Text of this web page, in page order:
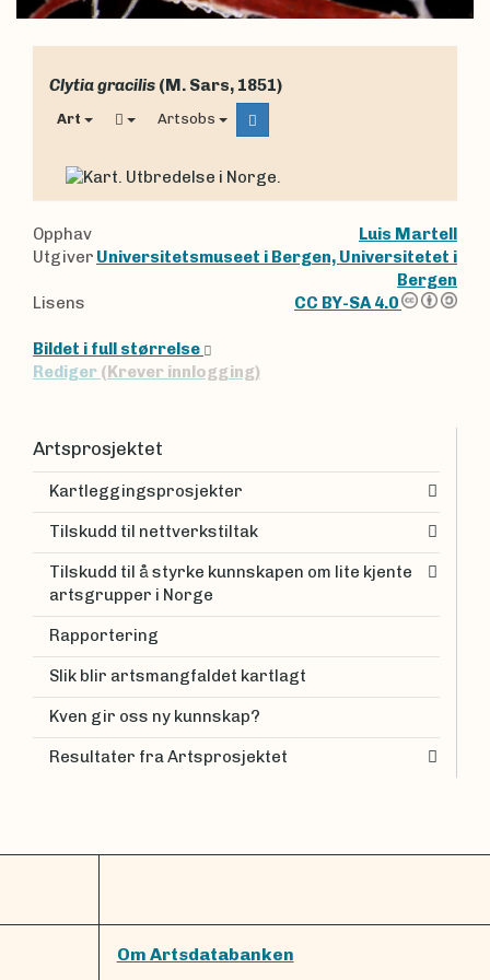
Clytia gracilis (M. Sars, 1851)
Art Artsobs
Opphav
Luis Martell
Utgiver Universitetsmuseet i Bergen, Universitetet i
Bergen
Lisens
CC BY-SA 4.0
Bildet i full størrelse
Rediger (Krever innlogging)
Artsprosjektet
Kartleggingsprosjekter
Tilskudd til nettverkstiltak
Tilskudd til å styrke kunnskapen om lite kjente
artsgrupper i Norge
Rapportering
Slik blir artsmangfaldet kartlagt
Kven gir oss ny kunnskap?
Resultater fra Artsprosjektet
Om Artsdatabanken